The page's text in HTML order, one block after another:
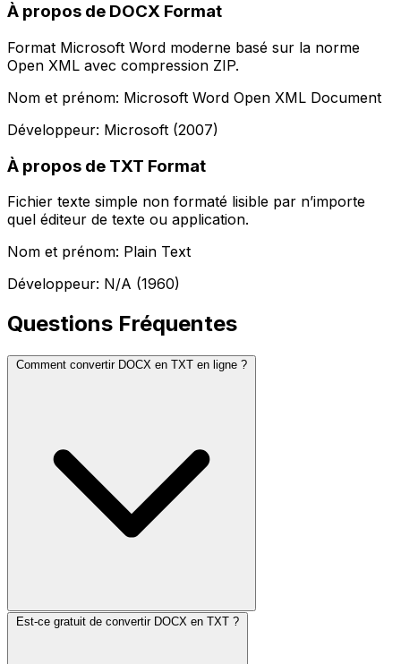
À propos de DOCX Format
Format Microsoft Word moderne basé sur la norme
Open XML avec compression ZIP.
Nom et prénom: Microsoft Word Open XML Document
Développeur: Microsoft (2007)
À propos de TXT Format
Fichier texte simple non formaté lisible par n’importe
quel éditeur de texte ou application.
Nom et prénom: Plain Text
Développeur: N/A (1960)
Questions Fréquentes
Comment convertir DOCX en TXT en ligne ?
Est-ce gratuit de convertir DOCX en TXT ?